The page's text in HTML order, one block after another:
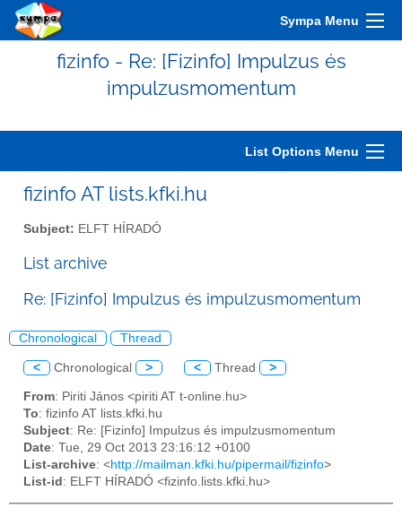
Sympa Menu
fizinfo - Re: [Fizinfo] Impulzus és
impulzusmomentum
List Options Menu
fizinfo AT lists.kfki.hu
Subject: ELFT HÍRADÓ
List archive
Re: [Fizinfo] Impulzus és impulzusmomentum
Chronological Thread
< Chronological > < Thread >
From: Piriti János <piriti AT t-online.hu>
To: fizinfo AT lists.kfki.hu
Subject: Re: [Fizinfo] Impulzus és impulzusmomentum
Date: Tue, 29 Oct 2013 23:16:12 +0100
List-archive: <http://mailman.kfki.hu/pipermail/fizinfo>
List-id : ELFT HÍRADÓ <fizinfo.lists.kfki.hu>